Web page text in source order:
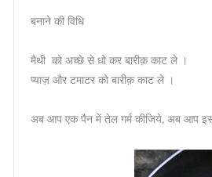
बनाने की विधि
मैथी को अच्छे से धो कर बारीक़ काट ले ।
प्याज़ और टमाटर को बारीक़ काट ले ।
अब आप एक पैन में तेल गर्म कीजिये, अब आप